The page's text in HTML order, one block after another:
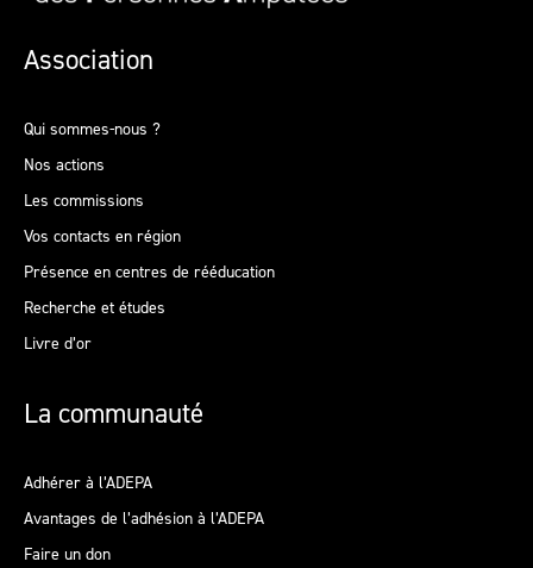
Association
Qui sommes-nous ?
Nos actions
Les commissions
Vos contacts en région
Présence en centres de rééducation
Recherche et études
Livre d’or
La communauté
Adhérer à l’ADEPA
Avantages de l’adhésion à l’ADEPA
Faire un don